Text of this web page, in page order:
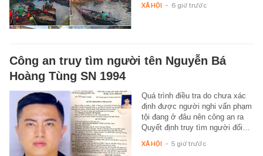
XÃ HỘI - 6 giờ trước
Công an truy tìm người tên Nguyễn Bá
Hoàng Tùng SN 1994
Quá trình điều tra do chưa xác
định được người nghi vấn phạm
tội đang ở đâu nên công an ra
Quyết định truy tìm người đối…
XÃ HỘI - 5 giờ trước